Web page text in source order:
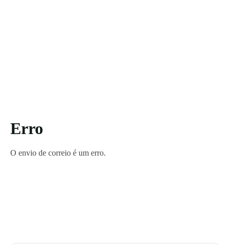
Erro
O envio de correio é um erro.